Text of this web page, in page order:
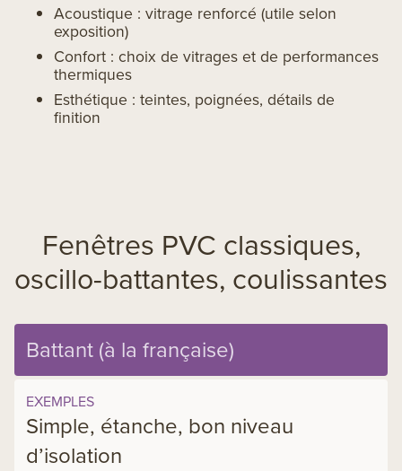
Acoustique : vitrage renforcé (utile selon
exposition)
Confort : choix de vitrages et de performances
thermiques
Esthétique : teintes, poignées, détails de
finition
Fenêtres PVC classiques,
oscillo-battantes, coulissantes
Battant (à la française)
EXEMPLES
Simple, étanche, bon niveau
d’isolation